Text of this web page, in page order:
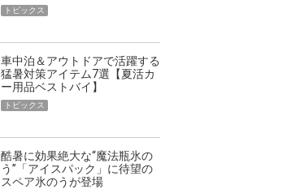
トピックス
車中泊＆アウトドアで活躍する
猛暑対策アイテム7選【夏活カ
ー用品ベストバイ】
トピックス
酷暑に効果絶大な“魔法瓶氷の
う”「アイスパック」に待望の
スペア氷のうが登場